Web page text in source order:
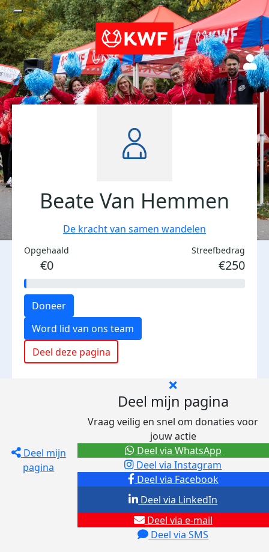
Beate Van Hemmen
De kracht van samen wandelen
Opgehaald
€0
Streefbedrag
€250
Doneer
Word lid van ons team
Deel deze pagina
Deel mijn
pagina
Deel mijn pagina
Vraag veilig en snel om donaties voor
jouw actie
Deel via Facebook
Deel via Instagram
Deel via e-mail
Deel via SMS
Deel via LinkedIn
Deel via WhatsApp